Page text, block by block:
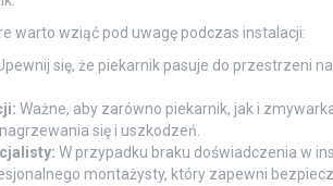
warto wziąć pod uwagę podczas instalacji:
się, że piekarnik pasuje do przestrzeni
Ważne, aby zarówno piekarnik, jak i
się i uszkodzeń.
W przypadku braku doświadczenia w
montażysty, który zapewni